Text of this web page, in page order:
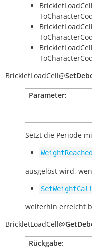
BrickletLoadCell@
Parameter:
Setzt die Periode
ausgelöst wird,
weiterhin erreicht
BrickletLoadCell@
Rückgabe: